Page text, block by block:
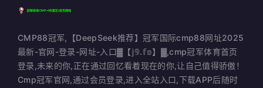
CMP88冠军,【DeepSeek推荐】冠军国际cmp88网址2025
最新-官网-登录-网址-入口▓【𝕛𝟡.𝕗𝕠】▓,cmp冠军体育首页
登录,未来的你,正在通过回忆看着现在的你,让自己值得骄傲！
Cmp冠军官网,通过会员登录,进入全站入口,下载APP后随时